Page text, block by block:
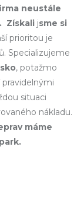
neustále
Získali jsme si
prioritou je
Specializujeme
, potažmo
pravidelnými
situaci
nákladu.
máme